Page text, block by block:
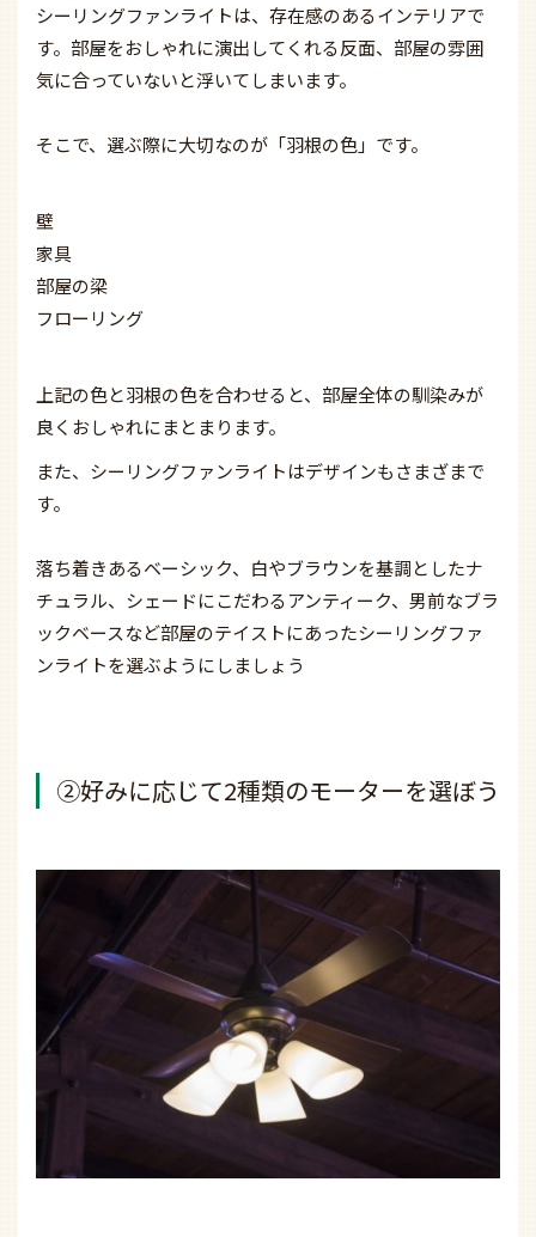
シーリングファンライトは、存在感のあるインテリアで
す。部屋をおしゃれに演出してくれる反面、部屋の雰囲
気に合っていないと浮いてしまいます。
そこで、選ぶ際に大切なのが「羽根の色」です。
壁
家具
部屋の梁
フローリング
上記の色と羽根の色を合わせると、部屋全体の馴染みが
良くおしゃれにまとまります。
また、シーリングファンライトはデザインもさまざまで
す。
落ち着きあるベーシック、白やブラウンを基調としたナ
チュラル、シェードにこだわるアンティーク、男前なブラ
ックベースなど部屋のテイストにあったシーリングファ
ンライトを選ぶようにしましょう
②好みに応じて2種類のモーターを選ぼう